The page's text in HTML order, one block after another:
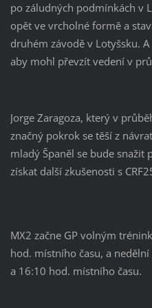
po záludných podmínkách v
opět ve vrcholné formě a
druhém závodě v Lotyšsku.
aby mohl převzít vedení v
Jorge Zaragoza, který v
značný pokrok se těší z
mladý Španěl se bude snažit
získat další zkušenosti s
MX2 začne GP volným
hod. místního času, a nedělní
a 16:10 hod. místního času.